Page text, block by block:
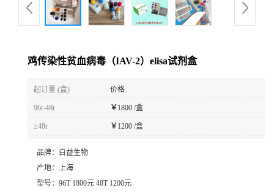
鸡传染性贫血病毒（IAV-2）elisa试剂盒
起订量 (盒) 价格
96t-48t ￥ 1800 /盒
≥48t ￥ 1200 /盒
品牌：
白益生物
产地： 上海
型号： 96T 1800元 48T 1200元